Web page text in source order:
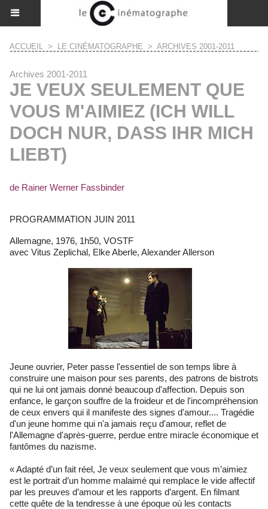
ACCUEIL > LE CINÉMATOGRAPHE > ARCHIVES 2001-2011
Archives 2001-2011
JE VEUX SEULEMENT QUE
VOUS M'AIMIEZ (ICH WILL
DOCH NUR, DASS IHR MICH
LIEBT)
de Rainer Werner Fassbinder
PROGRAMMATION JUIN 2011
Allemagne, 1976, 1h50, VOSTF
avec Vitus Zeplichal, Elke Aberle, Alexander Allerson
Jeune ouvrier, Peter passe l'essentiel de son temps libre à
construire une maison pour ses parents, des patrons de bistrots
qui ne lui ont jamais donné beaucoup d'affection. Depuis son
enfance, le garçon souffre de la froideur et de l'incompréhension
de ceux envers qui il manifeste des signes d'amour.... Tragédie
d'un jeune homme qui n'a jamais reçu d'amour, reflet de
l'Allemagne d'après-guerre, perdue entre miracle économique et
fantômes du nazisme.
« Adapté d’un fait réel, Je veux seulement que vous m’aimiez
est le portrait d’un homme malaimé qui remplace le vide affectif
par les preuves d’amour et les rapports d’argent. En filmant
cette quête de la tendresse à une époque où les contacts